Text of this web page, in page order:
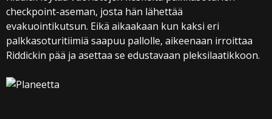
checkpoint-aseman, josta hän lähettää
evakuointikutsun. Eikä aikaakaan kun kaksi eri
palkkasoturitiimiä saapuu pallolle, aikeenaan irroittaa
Riddickin pää ja asettaa se edustavaan pleksilaatikkoon.